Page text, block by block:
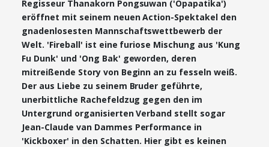
Regisseur Thanakorn Pongsuwan ('Opapatika')
eröffnet mit seinem neuen Action-Spektakel den
gnadenlosesten Mannschaftswettbewerb der
Welt. 'Fireball' ist eine furiose Mischung aus 'Kung
Fu Dunk' und 'Ong Bak' geworden, deren
mitreißende Story von Beginn an zu fesseln weiß.
Der aus Liebe zu seinem Bruder geführte,
unerbittliche Rachefeldzug gegen den im
Untergrund organisierten Verband stellt sogar
Jean-Claude van Dammes Performance in
'Kickboxer' in den Schatten. Hier gibt es keinen